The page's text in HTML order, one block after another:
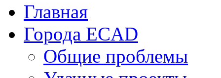
Главная
Города ECAD
Общие проблемы